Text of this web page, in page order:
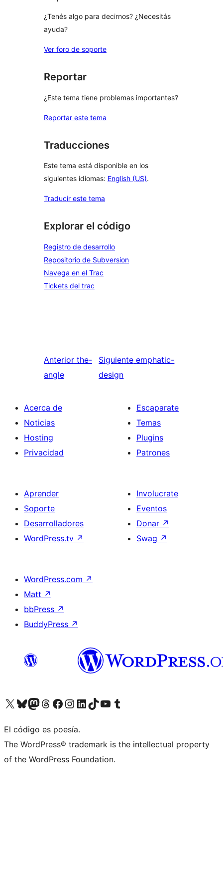
¿Tenés algo para decirnos? ¿Necesitás
ayuda?
Ver foro de soporte
Reportar
¿Este tema tiene problemas importantes?
Reportar este tema
Traducciones
Este tema está disponible en los
siguientes idiomas: English (US).
Traducir este tema
Explorar el código
Registro de desarrollo
Repositorio de Subversion
Navega en el Trac
Tickets del trac
Anterior the-
angle
Siguiente emphatic-
design
Acerca de
Noticias
Hosting
Privacidad
Escaparate
Temas
Plugins
Patrones
Aprender
Soporte
Desarrolladores
WordPress.tv ↗
Involucrate
Eventos
Donar ↗
Swag ↗
WordPress.com ↗
Matt ↗
bbPress ↗
BuddyPress ↗
Visitá nuestra cuenta de X (anteriormente Twitter)
Visitá nuestra cuenta de Bluesky
Visitá nuestra cuenta de Mastodon
Visitá nuestra cuenta de Threads
Visitá nuestra página de Facebook
Visitá nuestra cuenta de Instagram
Visitá nuestra cuenta de LinkedIn
Visitá nuestra cuenta de TikTok
Visitá nuestro canal de YouTube
Visitá nuestra cuenta de Tumblr
El código es poesía.
The WordPress® trademark is the intellectual property
of the WordPress Foundation.